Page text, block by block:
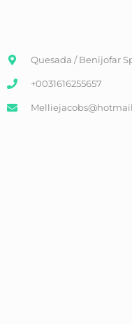
Quesada / Benijofar
+0031616255657